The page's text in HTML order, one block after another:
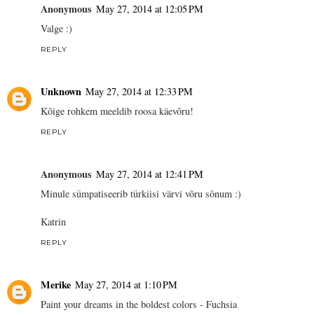
Anonymous May 27, 2014 at 12:05 PM
Valge :)
REPLY
Unknown May 27, 2014 at 12:33 PM
Kõige rohkem meeldib roosa käevõru!
REPLY
Anonymous May 27, 2014 at 12:41 PM
Minule sümpatiseerib türkiisi värvi võru sõnum :)
Katrin
REPLY
Merike May 27, 2014 at 1:10 PM
Paint your dreams in the boldest colors - Fuchsia